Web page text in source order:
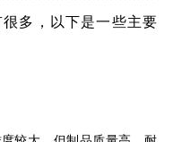
多，以下是一些主要